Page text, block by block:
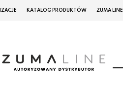
KATALOG PRODUKTÓW ZUMA LINE